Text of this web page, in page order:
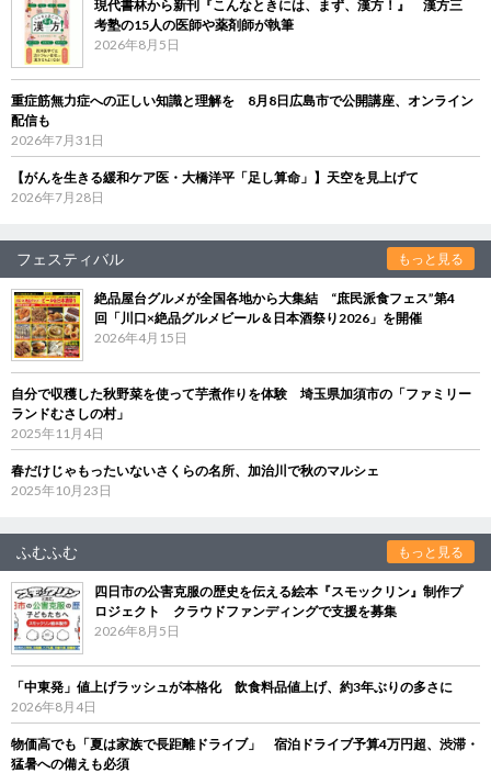
現代書林から新刊『こんなときには、まず、漢方！』 漢方三
考塾の15人の医師や薬剤師が執筆
2026年8月5日
重症筋無力症への正しい知識と理解を 8月8日広島市で公開講座、オンライン
配信も
2026年7月31日
【がんを生きる緩和ケア医・大橋洋平「足し算命」】天空を見上げて
2026年7月28日
フェスティバル もっと見る
絶品屋台グルメが全国各地から大集結 “庶民派食フェス”第4
回「川口×絶品グルメビール＆日本酒祭り2026」を開催
2026年4月15日
自分で収穫した秋野菜を使って芋煮作りを体験 埼玉県加須市の「ファミリー
ランドむさしの村」
2025年11月4日
春だけじゃもったいないさくらの名所、加治川で秋のマルシェ
2025年10月23日
ふむふむ もっと見る
四日市の公害克服の歴史を伝える絵本『スモックリン』制作プ
ロジェクト クラウドファンディングで支援を募集
2026年8月5日
「中東発」値上げラッシュが本格化 飲食料品値上げ、約3年ぶりの多さに
2026年8月4日
物価高でも「夏は家族で長距離ドライブ」 宿泊ドライブ予算4万円超、渋滞・
猛暑への備えも必須